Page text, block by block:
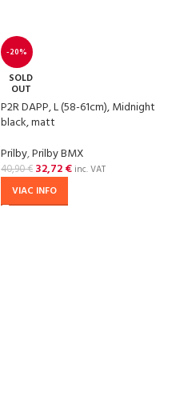
-20%
SOLD
OUT
P2R DAPP, L (58-61cm), Midnight
black, matt
Prilby,Prilby BMX
40,90€ 32,72€ inc. VAT
VIAC INFO